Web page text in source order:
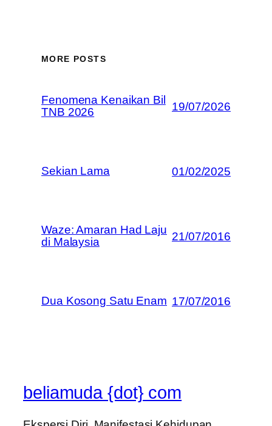
MORE POSTS
Fenomena Kenaikan Bil
TNB 2026
19/07/2026
Sekian Lama 01/02/2025
Waze: Amaran Had Laju
di Malaysia
21/07/2016
Dua Kosong Satu Enam 17/07/2016
beliamuda {dot} com